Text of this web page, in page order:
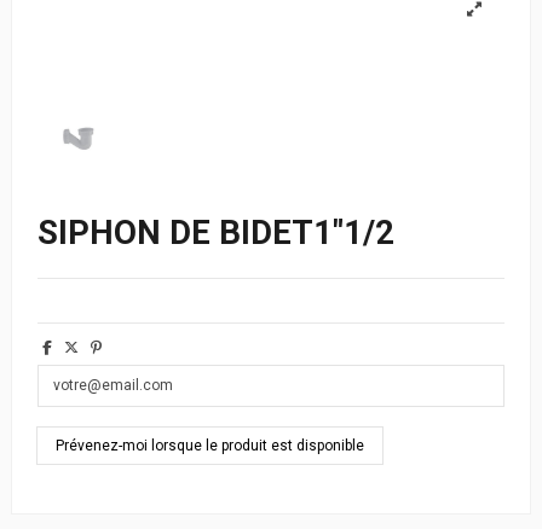
SIPHON DE BIDET1"1/2